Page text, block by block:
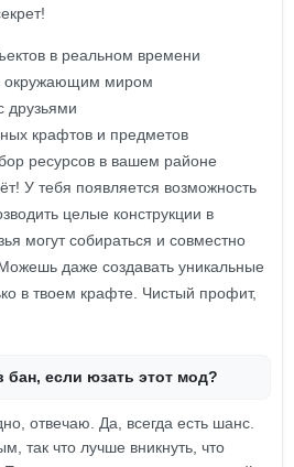
в реальном времени
окружающим миром
друзьями
крафтов и предметов
ресурсов в вашем районе
У тебя появляется возможность
целые конструкции в
могут собираться и совместно
даже создавать уникальные
в твоем крафте. Чистый профит,
бан, если юзать этот мод?
отвечаю. Да, всегда есть шанс.
так что лучше вникнуть, что